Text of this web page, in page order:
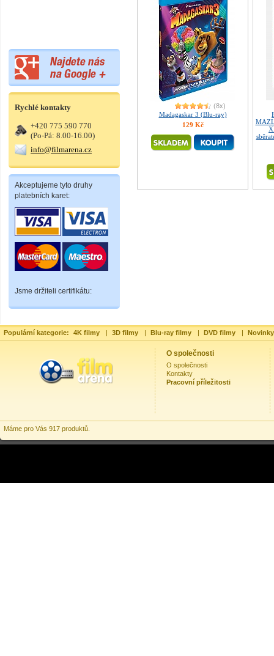
Rychlé kontakty
+420 775 590 770
(Po-Pá: 8.00-16.00)
info@filmarena.cz
Akceptujeme tyto druhy
platebních karet:
Jsme držiteli certifikátu:
(8x)
Madagaskar 3 (Blu-ray)
129 Kč
Populární kategorie: 4K filmy | 3D filmy | Blu-ray filmy | DVD filmy |
O společnosti
O společnosti
Kontakty
Pracovní příležitosti
Máme pro Vás 917 produktů.